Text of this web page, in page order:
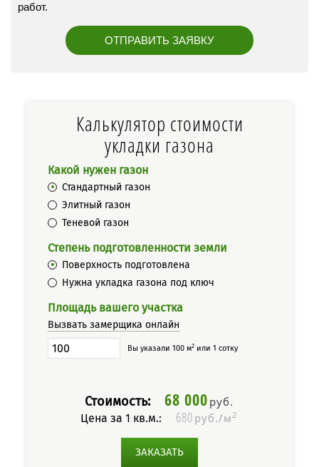
работ.
Калькулятор стоимости
укладки газона
Какой нужен газон
Стандартный газон
Элитный газон
Теневой газон
Степень подготовленности земли
Поверхность подготовлена
Нужна укладка газона под ключ
Площадь вашего участка
Вызвать замерщика онлайн
Вы указали 100 м2 или 1 сотку
Стоимость: 68 000 руб.
Цена за 1 кв.м.: 680 руб./м2
ЗАКАЗАТЬ